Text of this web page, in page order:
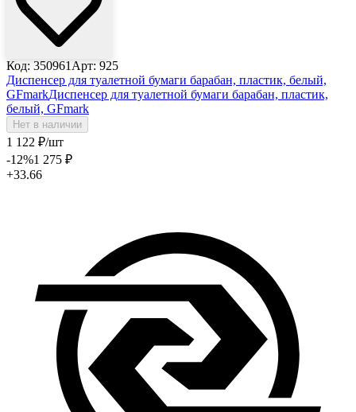
Код: 350961 Арт: 925
Диспенсер для туалетной бумаги барабан, пластик, белый,
GFmarkДиспенсер для туалетной бумаги барабан, пластик,
белый, GFmark
Нет в наличии
1 122 ₽/шт
-12%1 275 ₽
+33.66